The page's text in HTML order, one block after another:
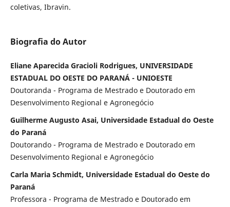
coletivas, Ibravin.
Biografia do Autor
Eliane Aparecida Gracioli Rodrigues, UNIVERSIDADE
ESTADUAL DO OESTE DO PARANÁ - UNIOESTE
Doutoranda - Programa de Mestrado e Doutorado em
Desenvolvimento Regional e Agronegócio
Guilherme Augusto Asai, Universidade Estadual do Oeste
do Paraná
Doutorando - Programa de Mestrado e Doutorado em
Desenvolvimento Regional e Agronegócio
Carla Maria Schmidt, Universidade Estadual do Oeste do
Paraná
Professora - Programa de Mestrado e Doutorado em